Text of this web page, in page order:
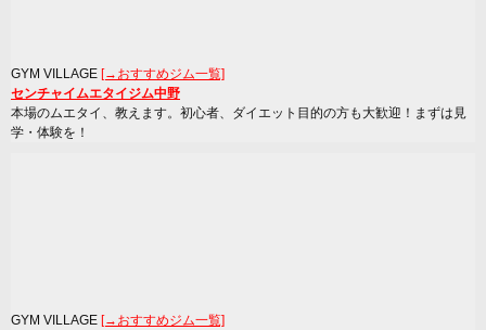
GYM VILLAGE [→おすすめジム一覧]
センチャイムエタイジム中野
本場のムエタイ、教えます。初心者、ダイエット目的の方も大歓迎！まずは見
学・体験を！
GYM VILLAGE [→おすすめジム一覧]